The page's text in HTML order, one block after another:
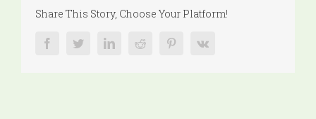
Share This Story, Choose Your Platform!
facebooktwitter linkedinreddit pinterestvk